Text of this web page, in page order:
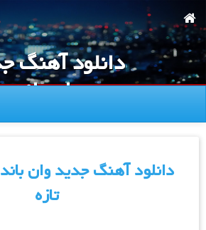
به
محتوای
اصلی
دانلود آهنگ
وان باند
دانلود آهنگ جدید وان
تازه